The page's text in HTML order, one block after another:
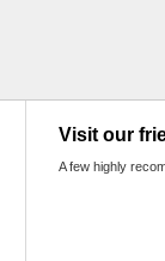
Visit our
A few highly